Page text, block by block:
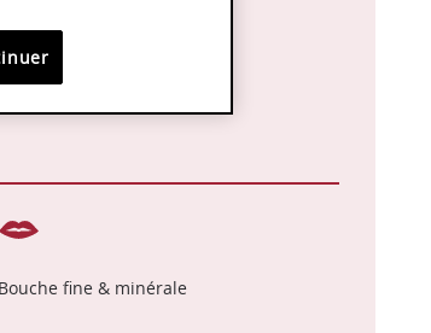
2025 - 2033
Bouche fine & minérale